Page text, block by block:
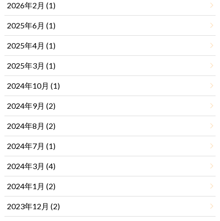
2026年2月 (1)
2025年6月 (1)
2025年4月 (1)
2025年3月 (1)
2024年10月 (1)
2024年9月 (2)
2024年8月 (2)
2024年7月 (1)
2024年3月 (4)
2024年1月 (2)
2023年12月 (2)